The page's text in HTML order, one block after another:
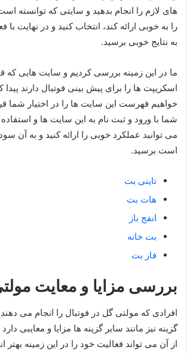
های لازم را انجام بدهید و سایتی که توانسته
را به خوبی ارائه کند، انتخاب کنید و در نهایت
به نتایج خوبی برسید.
ما در این زمینه بررسی کردیم و سایت هایی که
اسکریپت ها را برای پیش بینی فوتبال دارند
خواهیم فهرست این سایت ها را در اختیار شما
شما با ورود و ثبت نام به این سایت ها و
می توانید عملکرد خوبی را ارائه کنید و به آن
است برسید.
تاینی بت
هات بت
انفج باز
بت خانه
فاز بت
بررسی مزایا و معایت
افرادی که مولتی گل در فوتبال را انجام می دهند
گزینه نیز مانند سایر گزینه ها مزایا و معایبی
از آن می تواند فعالیت خود را در این زمینه